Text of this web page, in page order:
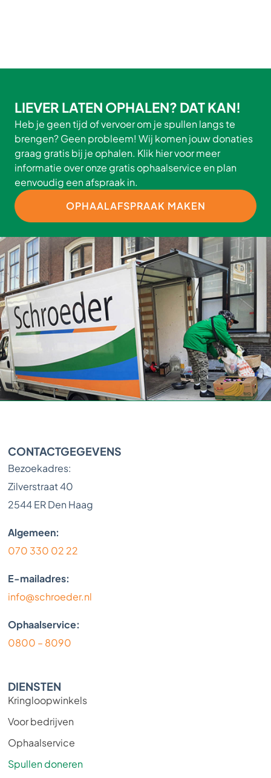
LIEVER LATEN OPHALEN? DAT KAN!
Heb je geen tijd of vervoer om je spullen langs te
brengen? Geen probleem! Wij komen jouw donaties
graag gratis bij je ophalen. Klik hier voor meer
informatie over onze gratis ophaalservice en plan
eenvoudig een afspraak in.
OPHAALAFSPRAAK MAKEN
CONTACTGEGEVENS
Bezoekadres:
Zilverstraat 40
2544 ER Den Haag
Algemeen:
070 330 02 22
E-mailadres:
info@schroeder.nl
Ophaalservice:
0800 – 8090
DIENSTEN
Kringloopwinkels
Voor bedrijven
Ophaalservice
Spullen doneren